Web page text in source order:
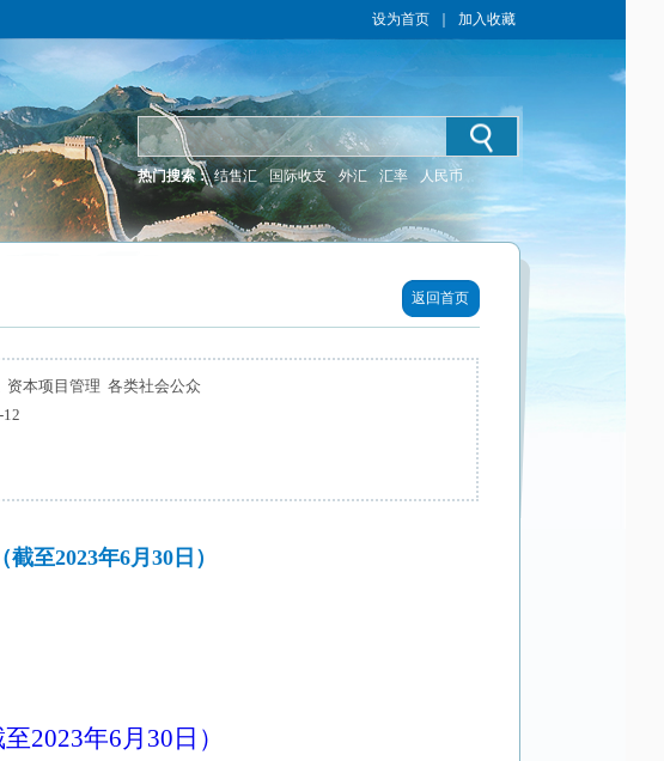
设为首页 加入收藏
热门搜索： 结售汇 国际收支 外汇 汇率 人民币
返回首页
资本项目管理 各类社会公众
至2023年6月30日）
2023年6月30日）